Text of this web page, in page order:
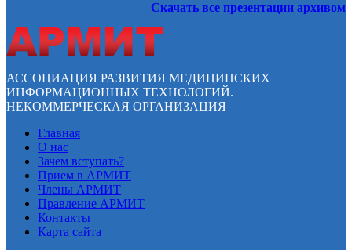
Скачать все презентации архивом
АССОЦИАЦИЯ РАЗВИТИЯ МЕДИЦИНСКИХ
ИНФОРМАЦИОННЫХ ТЕХНОЛОГИЙ.
НЕКОММЕРЧЕСКАЯ ОРГАНИЗАЦИЯ
Главная
О нас
Зачем вступать?
Прием в АРМИТ
Члены АРМИТ
Правление АРМИТ
Контакты
Карта сайта